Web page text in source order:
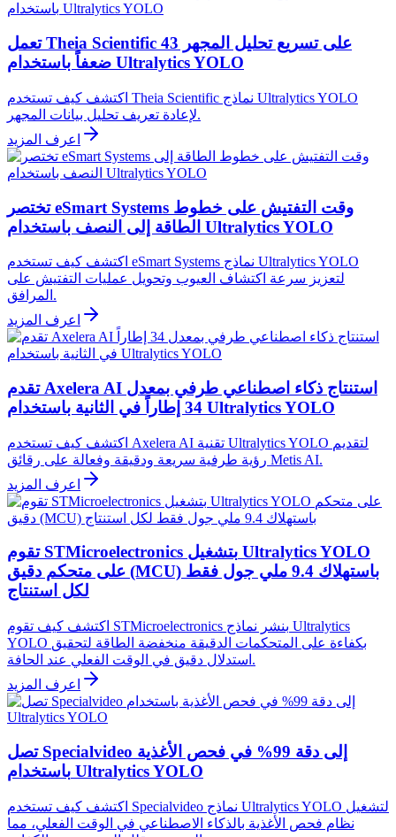
تعمل Theia Scientific على تسريع تحليل المجهر 43
ضعفاً باستخدام Ultralytics YOLO
اكتشف كيف تستخدم Theia Scientific نماذج Ultralytics YOLO
لإعادة تعريف تحليل بيانات المجهر.
اعرف المزيد
تختصر eSmart Systems وقت التفتيش على خطوط
الطاقة إلى النصف باستخدام Ultralytics YOLO
اكتشف كيف تستخدم eSmart Systems نماذج Ultralytics YOLO
لتعزيز سرعة اكتشاف العيوب وتحويل عمليات التفتيش على
المرافق.
اعرف المزيد
تقدم Axelera AI استنتاج ذكاء اصطناعي طرفي بمعدل
34 إطاراً في الثانية باستخدام Ultralytics YOLO
اكتشف كيف تستخدم Axelera AI تقنية Ultralytics YOLO لتقديم
رؤية طرفية سريعة ودقيقة وفعالة على رقائق Metis AI.
اعرف المزيد
تقوم STMicroelectronics بتشغيل Ultralytics YOLO
على متحكم دقيق (MCU) باستهلاك 9.4 ملي جول فقط
لكل استنتاج
اكتشف كيف تقوم STMicroelectronics بنشر نماذج Ultralytics
YOLO بكفاءة على المتحكمات الدقيقة منخفضة الطاقة لتحقيق
استدلال دقيق في الوقت الفعلي عند الحافة.
اعرف المزيد
تصل Specialvideo إلى دقة 99% في فحص الأغذية
باستخدام Ultralytics YOLO
اكتشف كيف تستخدم Specialvideo نماذج Ultralytics YOLO لتشغيل
نظام فحص الأغذية بالذكاء الاصطناعي في الوقت الفعلي، مما